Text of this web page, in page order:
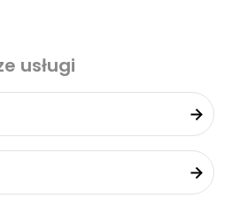
usługi